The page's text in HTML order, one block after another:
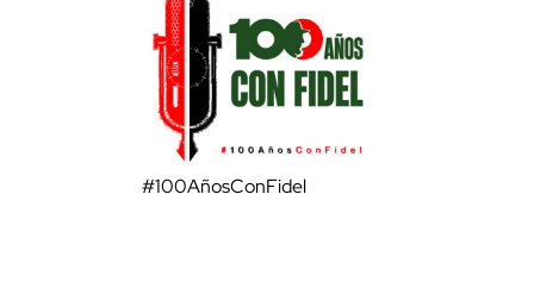
#100AñosConFidel